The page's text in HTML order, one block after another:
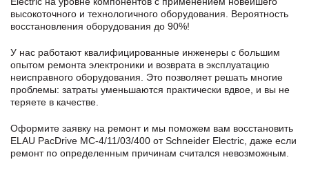
высокоточного и технологичного оборудования. Вероятность
восстановления оборудования до 90%!
У нас работают квалифицированные инженеры с большим
опытом ремонта электроники и возврата в эксплуатацию
неисправного оборудования. Это позволяет решать многие
проблемы: затраты уменьшаются практически вдвое, и вы не
теряете в качестве.
Оформите заявку на ремонт и мы поможем вам восстановить
ELAU PacDrive MC-4/11/03/400 от Schneider Electric, даже если
ремонт по определенным причинам считался невозможным.